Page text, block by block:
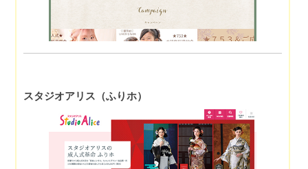
スタジオアリス（ふりホ）